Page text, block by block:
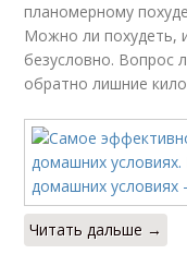
планомерному
Можно ли похудеть,
безусловно. Вопрос
обратно лишние
Читать дальше →